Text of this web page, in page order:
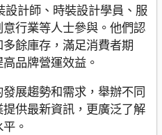
計師、時裝設計學員、服
行業等人士參與。他們認
餘庫存，滿足消費者期
品牌營運效益。
展趨勢和需求，舉辦不同
供最新資訊，更廣泛了解
。